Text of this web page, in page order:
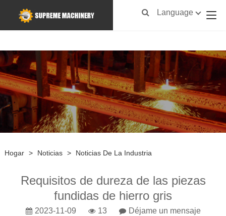
Language
Hogar > Noticias > Noticias De La Industria
Requisitos de dureza de las piezas
fundidas de hierro gris
2023-11-09 13 Déjame un mensaje